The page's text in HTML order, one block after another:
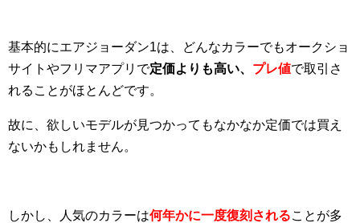
基本的にエアジョーダン1は、どんなカラーでもオークショ
サイトやフリマアプリで定価よりも高い、 プレ値で取引さ
れることがほとんどです。
故に、欲しいモデルが見つかってもなかなか定価では買え
ないかもしれません。
しかし、人気のカラーは何年かに一度復刻される ことが多